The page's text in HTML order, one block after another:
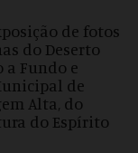
de fotos
do Deserto
a Fundo e
de
Alta, do
do Espírito